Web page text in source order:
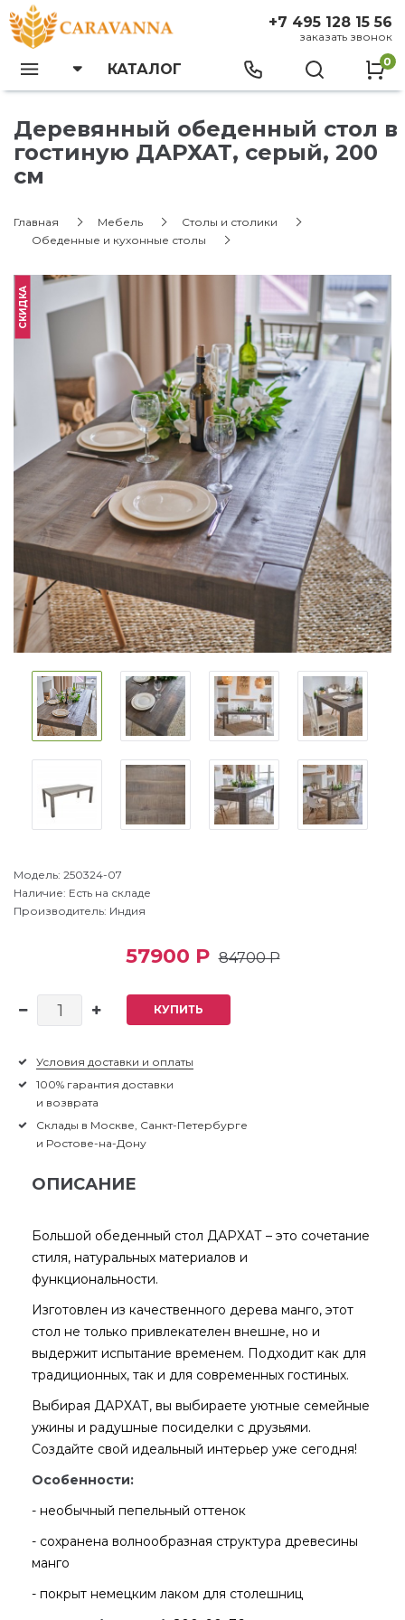
+7 495 128 15 56
заказать звонок
КАТАЛОГ 0
Деревянный обеденный стол в
гостиную ДАРХАТ, серый, 200
см
Главная Мебель
Столы и столики
Обеденные и кухонные столы
СКИДКА
Модель: 250324-07
Наличие: Есть на складе
Производитель: Индия
57900 Р 84700 Р
КУПИТЬ
Условия доставки и оплаты
100% гарантия доставки
и возврата
Склады в Москве, Санкт-Петербурге
и Ростове-на-Дону
ОПИСАНИЕ
Большой обеденный стол ДАРХАТ – это сочетание
стиля, натуральных материалов и
функциональности.
Изготовлен из качественного дерева манго, этот
стол не только привлекателен внешне, но и
выдержит испытание временем. Подходит как для
традиционных, так и для современных гостиных.
Выбирая ДАРХАТ, вы выбираете уютные семейные
ужины и радушные посиделки с друзьями.
Создайте свой идеальный интерьер уже сегодня!
Особенности:
- необычный пепельный оттенок
- сохранена волнообразная структура древесины
манго
- покрыт немецким лаком для столешниц